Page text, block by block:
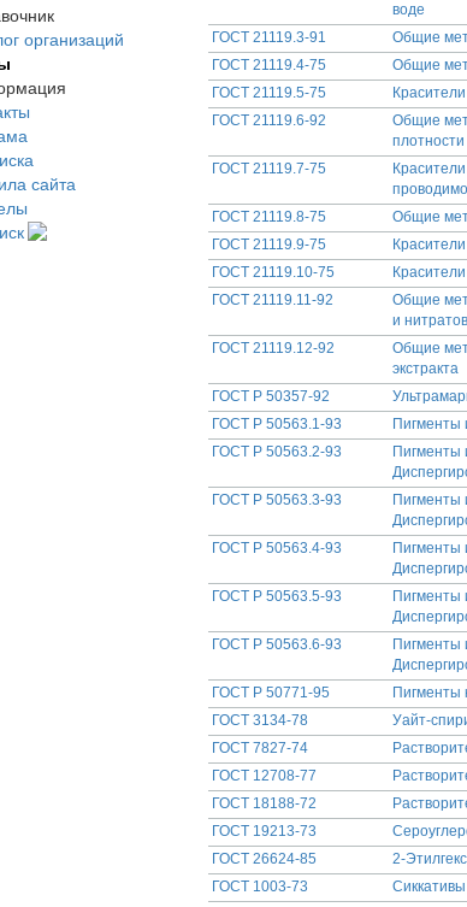
организаций
сайта
воде
ГОСТ 21119.3-91
Общие
ГОСТ 21119.4-75
Общие
ГОСТ 21119.5-75
ГОСТ 21119.6-92
Общие
ГОСТ 21119.7-75
ГОСТ 21119.8-75
Общие
ГОСТ 21119.9-75
ГОСТ 21119.10-75
ГОСТ 21119.11-92
Общие
и нитратов
ГОСТ 21119.12-92
Общие
экстракта
ГОСТ Р 50357-92
ГОСТ Р 50563.1-93
Пигменты
ГОСТ Р 50563.2-93
Пигменты
ГОСТ Р 50563.3-93
Пигменты
ГОСТ Р 50563.4-93
Пигменты
ГОСТ Р 50563.5-93
Пигменты
ГОСТ Р 50563.6-93
Пигменты
ГОСТ Р 50771-95
Пигменты
ГОСТ 3134-78
Уайт-
ГОСТ 7827-74
ГОСТ 12708-77
ГОСТ 18188-72
ГОСТ 19213-73
ГОСТ 26624-85
2-
ГОСТ 1003-73